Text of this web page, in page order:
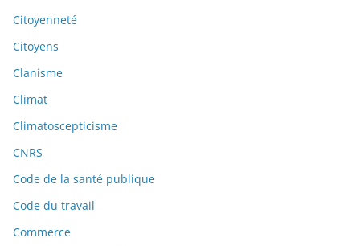
Citoyenneté
Citoyens
Clanisme
Climat
Climatoscepticisme
CNRS
Code de la santé publique
Code du travail
Commerce